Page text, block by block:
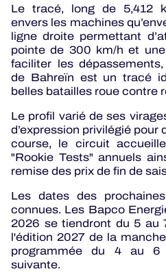
Le tracé, long de 5,412
envers les machines
ligne droite permettant
pointe de 300 km/h et
faciliter les
de Bahreïn est un tracé
belles batailles roue contre
Le profil varié de ses
d’expression privilégié pour
course, le circuit
"Rookie Tests" annuels
remise des prix de fin de
Les dates des
connues. Les Bapco
2026 se tiendront du 5 au
l'édition 2027 de la
programmée du 4 au 6
suivante.